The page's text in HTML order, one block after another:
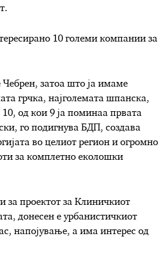
10 големи компании за
Чебрен, затоа што ја имаме
грчка, најголемата шпанска,
од кои 9 ја поминаа првата
го подигнува БДП, создава
во целиот регион и огромно
за комплетно еколошки
за проектот за Клиничкиот
донесен е урбанистичкиот
напојување, а има интерес од